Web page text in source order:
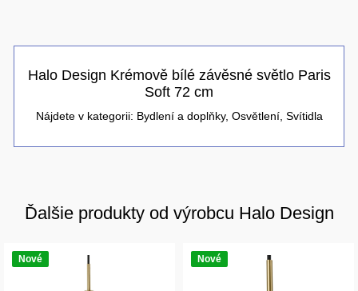
Halo Design Krémově bílé závěsné světlo Paris
Soft 72 cm
Nájdete v kategorii: Bydlení a doplňky, Osvětlení, Svítidla
Ďalšie produkty od výrobcu Halo Design
Nové Nové